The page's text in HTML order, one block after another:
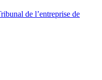
de l’entreprise de